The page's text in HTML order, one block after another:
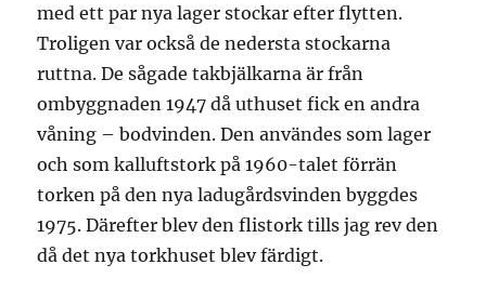
med ett par nya lager stockar efter flytten.
Troligen var också de nedersta stockarna
ruttna. De sågade takbjälkarna är från
ombyggnaden 1947 då uthuset fick en andra
våning – bodvinden. Den användes som lager
och som kalluftstork på 1960-talet förrän
torken på den nya ladugårdsvinden byggdes
1975. Därefter blev den flistork tills jag rev den
då det nya torkhuset blev färdigt.